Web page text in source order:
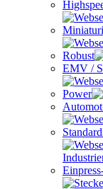
Robust
EMV /
Power